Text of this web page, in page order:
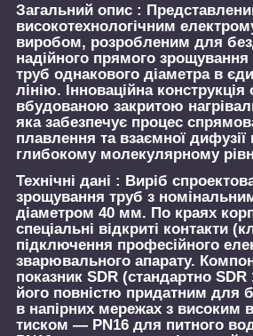
Загальний опис :
високотехнологічним
виробом, розробленим для
надійного прямого зрощування
труб однакового діаметра в
лінію. Інноваційна
вбудованою закритою
яка забезпечує процес
плавлення та взаємної дифузії
глибокому молекулярному
Технічні дані : Виріб
зрощування труб з
діаметром 40 мм. По краях
спеціальні відкриті контакти
підключення професійного
зварювального апарату.
показник SDR (стандартно
його повністю придатним для
в напірних мережах з високим
тиском — PN16 для питного